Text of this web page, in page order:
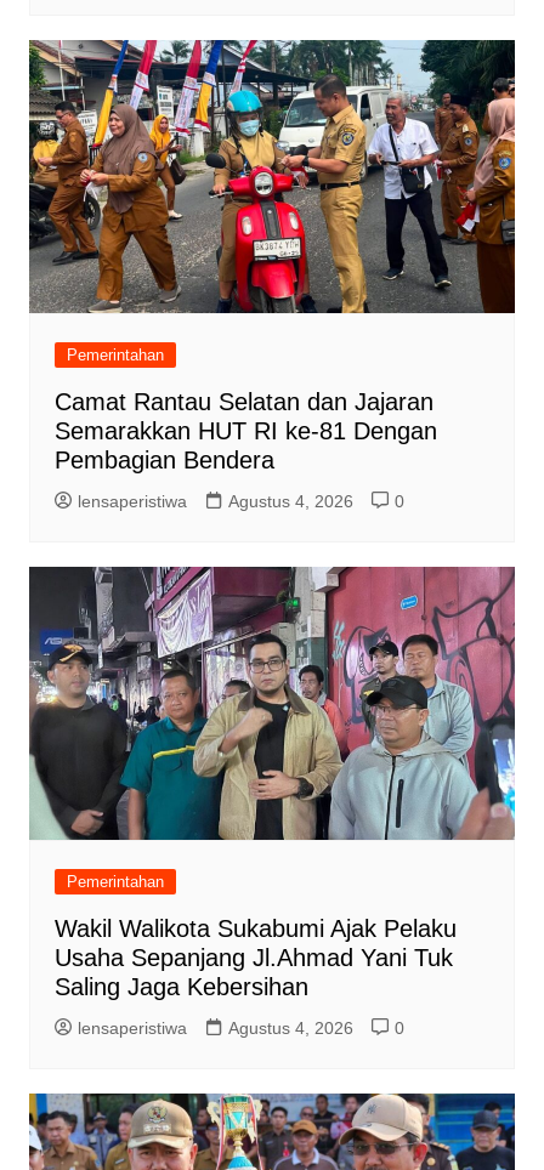
Pemerintahan
Camat Rantau Selatan dan Jajaran
Semarakkan HUT RI ke-81 Dengan
Pembagian Bendera
lensaperistiwa Agustus 4, 2026 0
Pemerintahan
Wakil Walikota Sukabumi Ajak Pelaku
Usaha Sepanjang Jl.Ahmad Yani Tuk
Saling Jaga Kebersihan
lensaperistiwa Agustus 4, 2026 0